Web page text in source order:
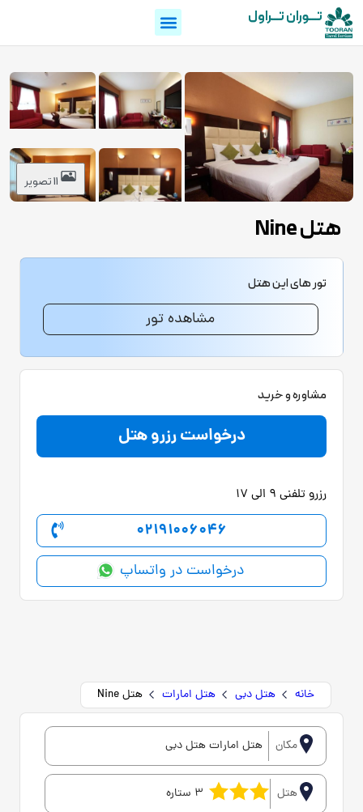
تـــوران تـــراول
11 تصویر
هتل Nine
خانه هتل دبی هتل امارات هتل Nine
مکان هتل امارات هتل دبی
هتل 3 ستاره
تور های این هتل
مشاهده تور
مشاوره و خرید
درخواست رزرو هتل
رزرو تلفنی 9 الی 17
02191006046
درخواست در واتساپ